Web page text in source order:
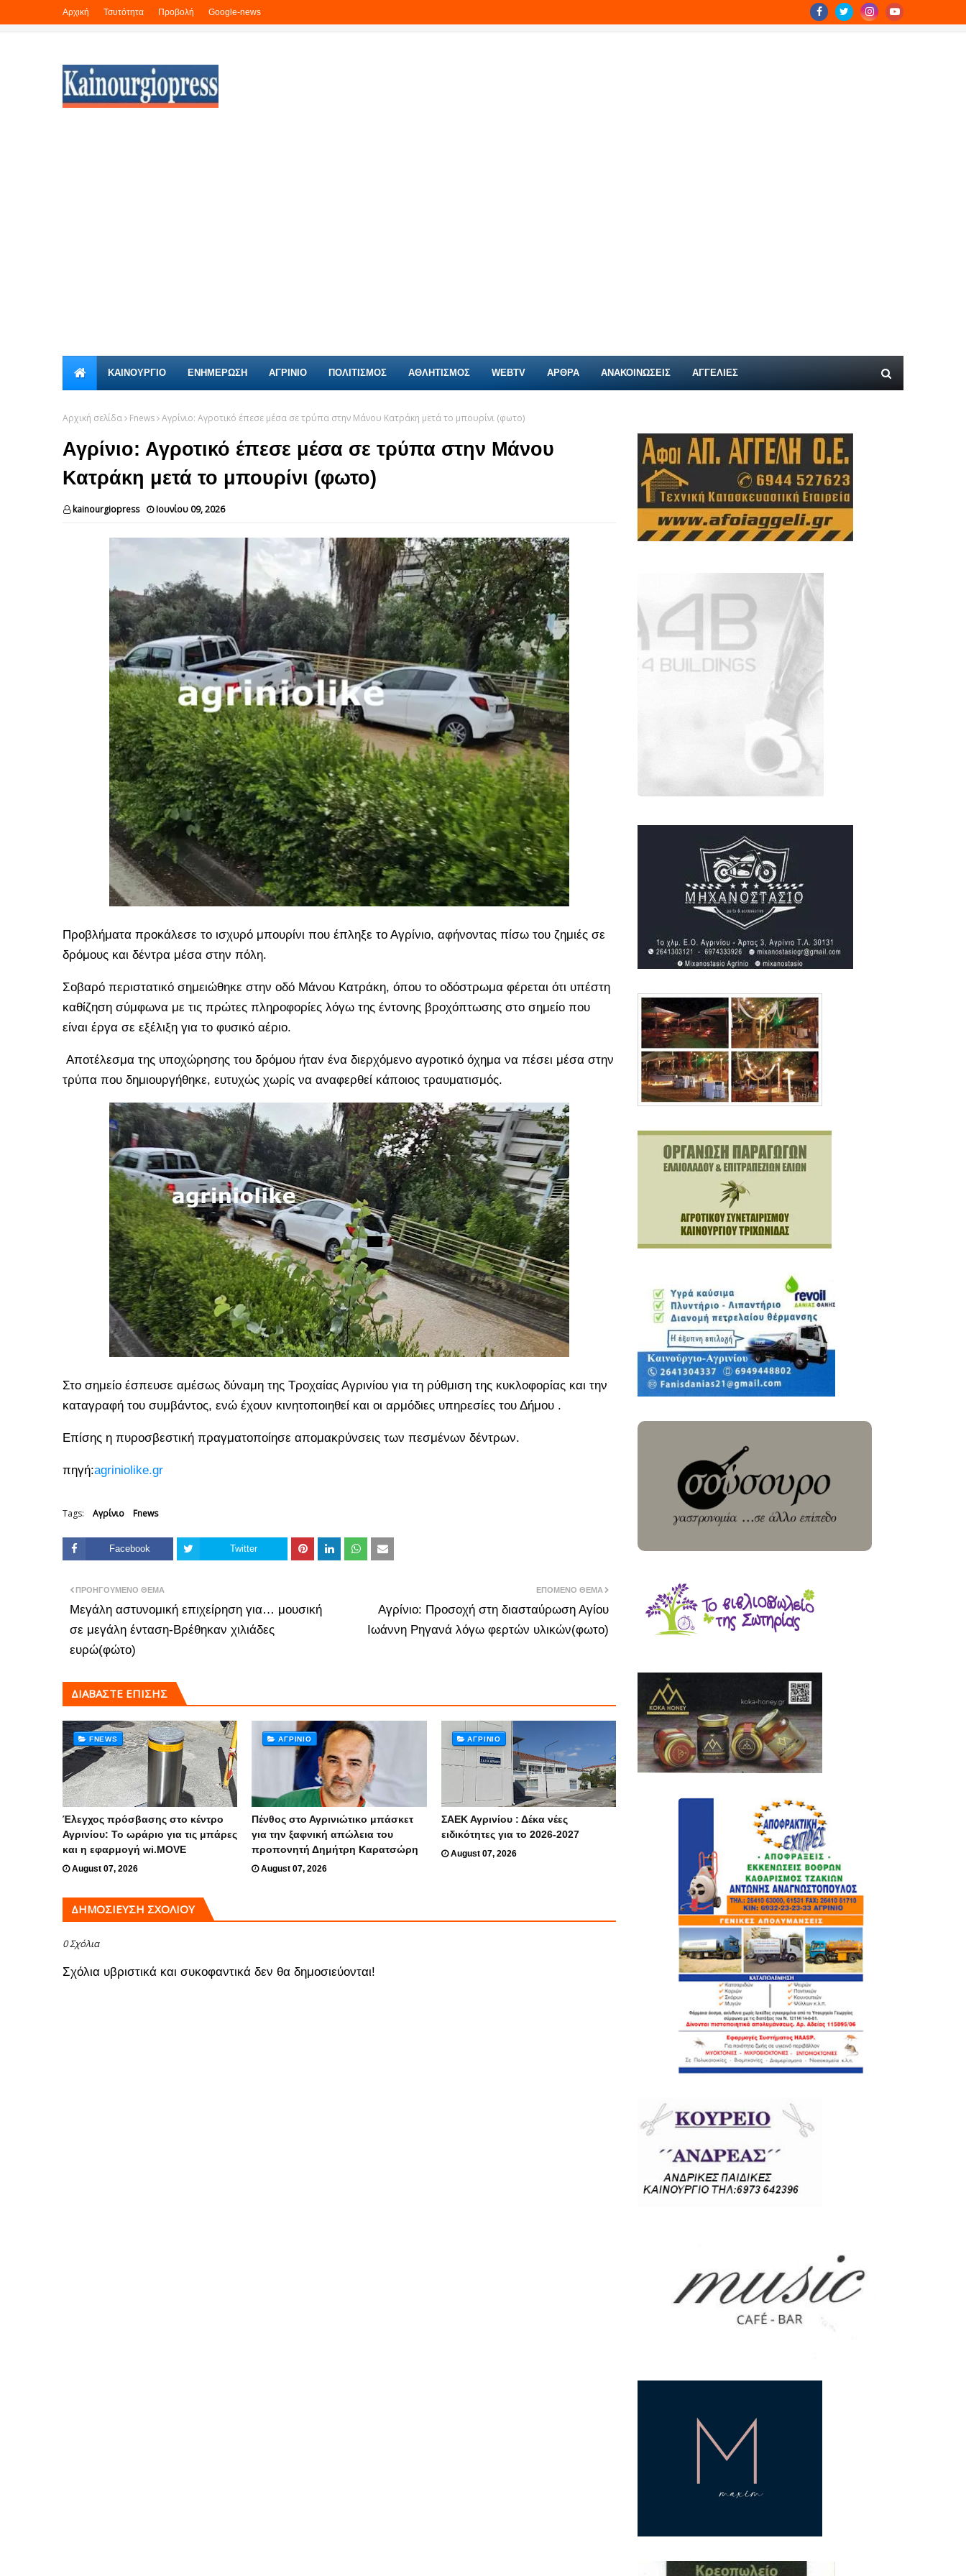
Αρχική Τσυτότητα Προβολή Google-news
ΚΑΙΝΟΎΡΓΙΟ ΕΝΗΜΕΡΩΣΗ ΑΓΡΙΝΙΟ ΠΟΛΙΤΙΣΜΟΣ ΑΘΛΗΤΙΣΜΟΣ WEBTV ΑΡΘΡΑ ΑΝΑΚΟΙΝΩΣΕΙΣ ΑΓΓΕΛΊΕΣ
Αρχική σελίδα Fnews Αγρίνιο: Αγροτικό έπεσε μέσα σε τρύπα στην Μάνου Κατράκη μετά το μπουρίνι (φωτο)
Αγρίνιο: Αγροτικό έπεσε μέσα σε τρύπα στην Μάνου
Κατράκη μετά το μπουρίνι (φωτο)
kainourgiopress Ιουνίου 09, 2026
Προβλήματα προκάλεσε το ισχυρό μπουρίνι που έπληξε το Αγρίνιο, αφήνοντας πίσω του ζημιές σε
δρόμους και δέντρα μέσα στην πόλη.
Σοβαρό περιστατικό σημειώθηκε στην οδό Μάνου Κατράκη, όπου το οδόστρωμα φέρεται ότι υπέστη
καθίζηση σύμφωνα με τις πρώτες πληροφορίες λόγω της έντονης βροχόπτωσης στο σημείο που
είναι έργα σε εξέλιξη για το φυσικό αέριο.
Αποτέλεσμα της υποχώρησης του δρόμου ήταν ένα διερχόμενο αγροτικό όχημα να πέσει μέσα στην
τρύπα που δημιουργήθηκε, ευτυχώς χωρίς να αναφερθεί κάποιος τραυματισμός.
Στο σημείο έσπευσε αμέσως δύναμη της Τροχαίας Αγρινίου για τη ρύθμιση της κυκλοφορίας και την
καταγραφή του συμβάντος, ενώ έχουν κινητοποιηθεί και οι αρμόδιες υπηρεσίες του Δήμου .
Επίσης η πυροσβεστική πραγματοποίησε απομακρύνσεις των πεσμένων δέντρων.
πηγή:agriniolike.gr
Tags: Αγρίνιο Fnews
Facebook Twitter
ΕΠΌΜΕΝΟ ΘΈΜΑ
Αγρίνιο: Προσοχή στη διασταύρωση Αγίου
Ιωάννη Ρηγανά λόγω φερτών υλικών(φωτο)
ΠΡΟΗΓΟΎΜΕΝΟ ΘΈΜΑ
Μεγάλη αστυνομική επιχείρηση για… μουσική
σε μεγάλη ένταση-Βρέθηκαν χιλιάδες
ευρώ(φώτο)
ΔΙΑΒΑΣΤΕ ΕΠΙΣΗΣ
FNEWS
Έλεγχος πρόσβασης στο κέντρο
Αγρινίου: Το ωράριο για τις μπάρες
και η εφαρμογή wi.MOVE
August 07, 2026
ΑΓΡΊΝΙΟ
Πένθος στο Αγρινιώτικο μπάσκετ
για την ξαφνική απώλεια του
προπονητή Δημήτρη Καρατσώρη
August 07, 2026
ΑΓΡΊΝΙΟ
ΣΑΕΚ Αγρινίου : Δέκα νέες
ειδικότητες για το 2026-2027
August 07, 2026
ΔΗΜΟΣΊΕΥΣΗ ΣΧΟΛΊΟΥ
0 Σχόλια
Σχόλια υβριστικά και συκοφαντικά δεν θα δημοσιεύονται!